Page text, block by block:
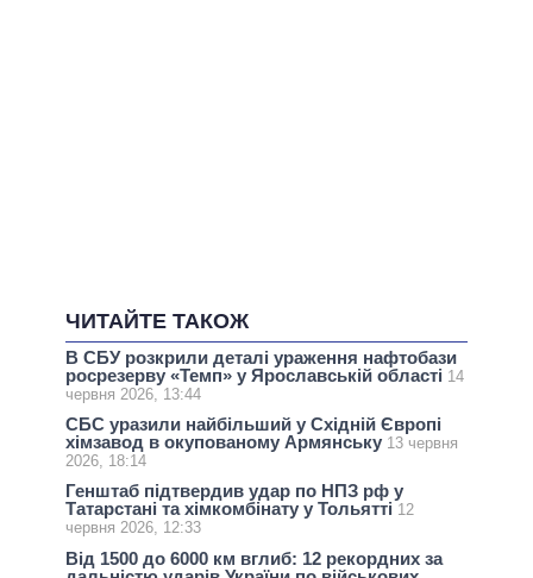
ЧИТАЙТЕ ТАКОЖ
В СБУ розкрили деталі ураження нафтобази
росрезерву «Темп» у Ярославській області 14
червня 2026, 13:44
СБС уразили найбільший у Східній Європі
хімзавод в окупованому Армянську 13 червня
2026, 18:14
Генштаб підтвердив удар по НПЗ рф у
Татарстані та хімкомбінату у Тольятті 12
червня 2026, 12:33
Від 1500 до 6000 км вглиб: 12 рекордних за